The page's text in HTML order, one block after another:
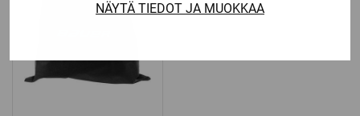
NÄYTÄ TIEDOT JA MUOKKAA